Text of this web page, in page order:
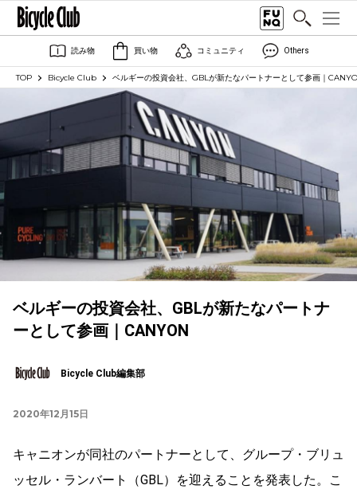
読み物 買い物 コミュニティ Others
TOP Bicycle Club ベルギーの投資会社、GBLが新たなパートナーとして参画｜
ベルギーの投資会社、GBLが新たなパートナ
ーとして参画｜CANYON
Bicycle Club編集部
2020年12月15日
キャニオンが同社のパートナーとして、グループ・ブリュ
ッセル・ランバート（GBL）を迎えることを発表した。こ